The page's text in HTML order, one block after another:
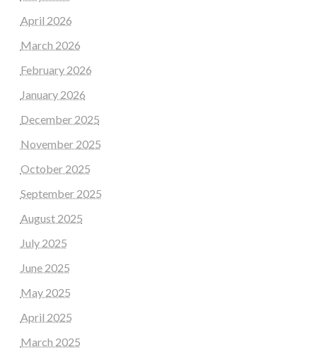
April 2026
March 2026
February 2026
January 2026
December 2025
November 2025
October 2025
September 2025
August 2025
July 2025
June 2025
May 2025
April 2025
March 2025